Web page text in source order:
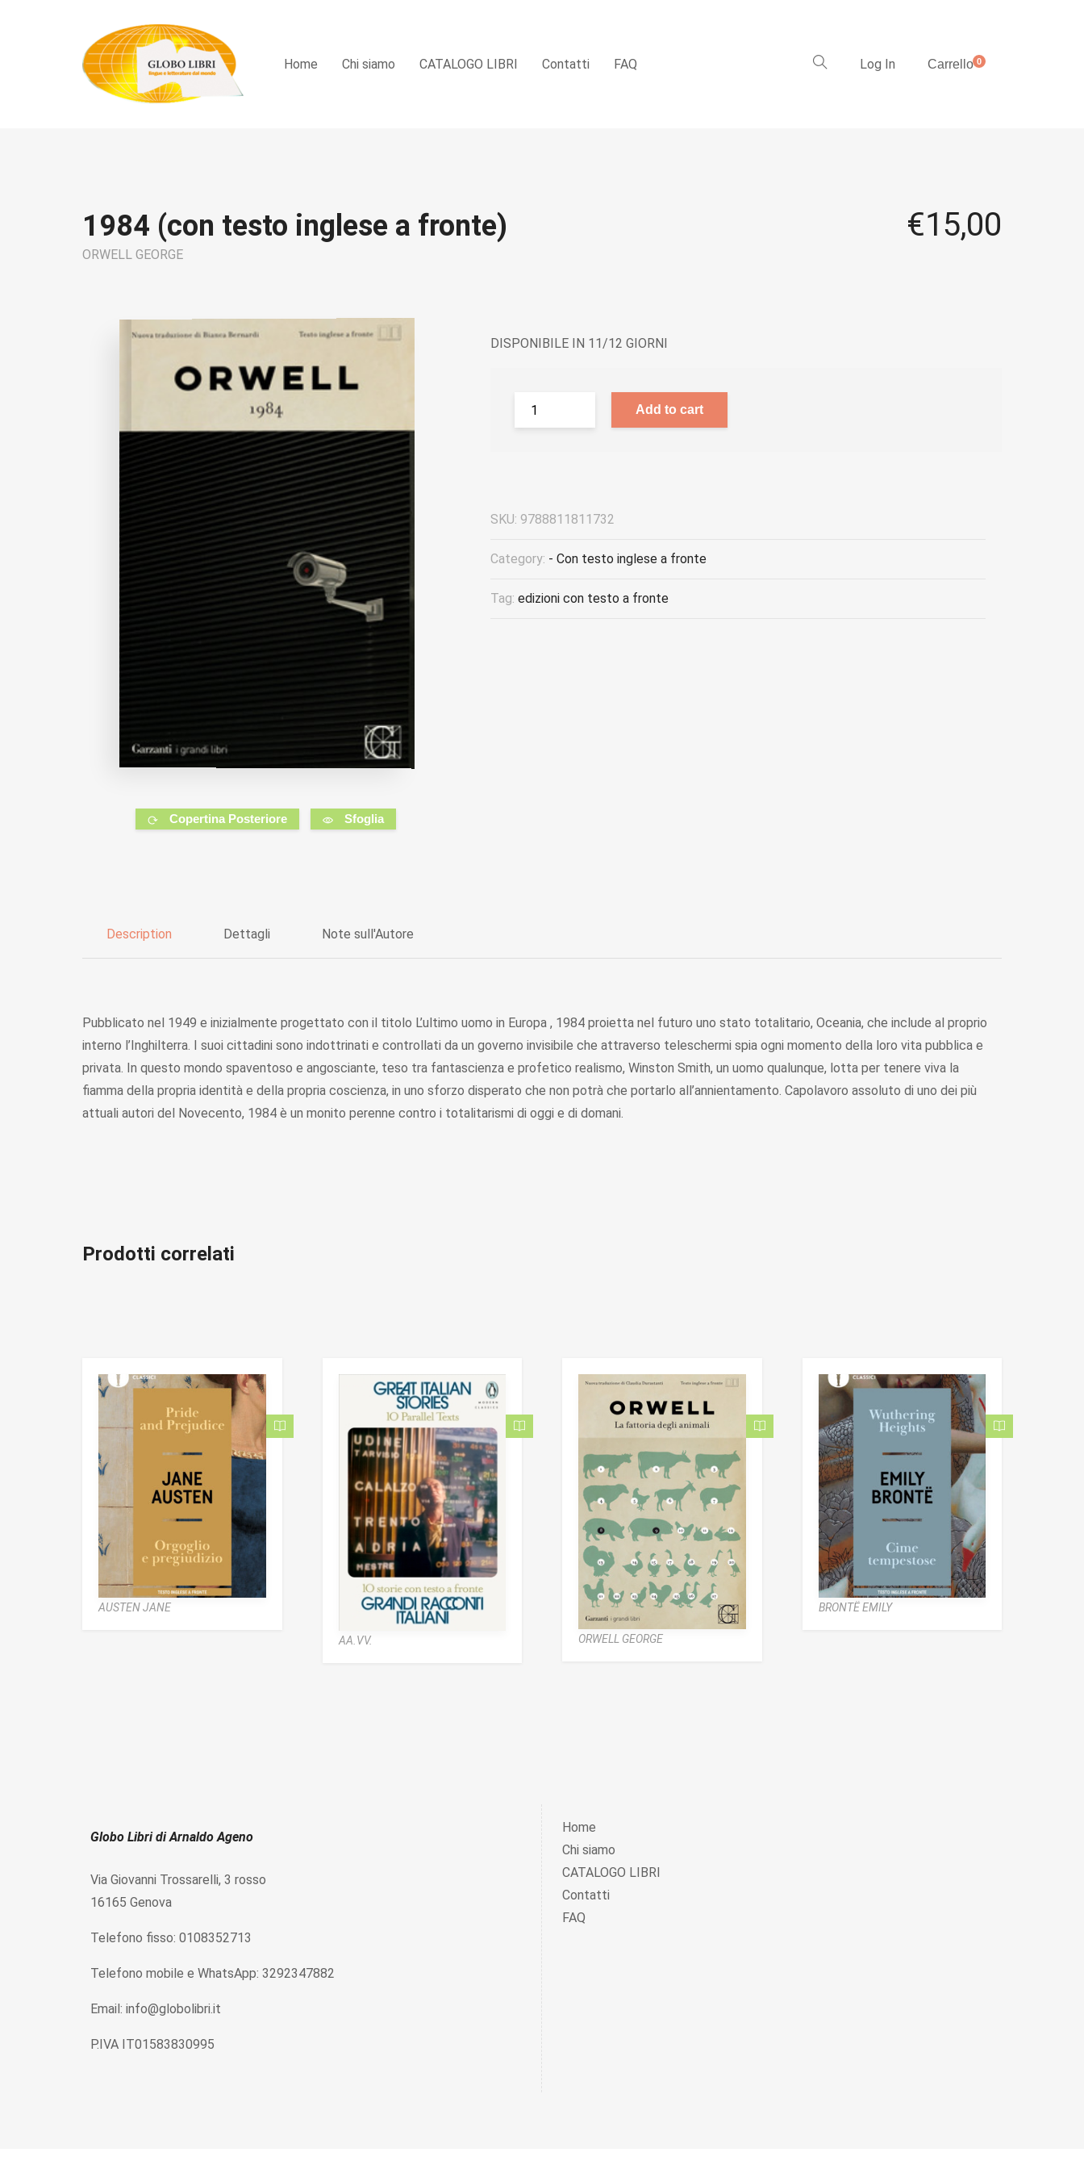
Home Chi siamo CATALOGO LIBRI Contatti FAQ Log In Carrello0
1984 (con testo inglese a fronte)
ORWELL GEORGE
€15,00
Copertina Posteriore Sfoglia
DISPONIBILE IN 11/12 GIORNI
Add to cart
SKU: 9788811811732
Category: - Con testo inglese a fronte
Tag: edizioni con testo a fronte
Description Dettagli Note sull'Autore
Pubblicato nel 1949 e inizialmente progettato con il titolo L’ultimo uomo in Europa , 1984 proietta nel futuro uno stato totalitario, Oceania, che include al proprio
interno l’Inghilterra. I suoi cittadini sono indottrinati e controllati da un governo invisibile che attraverso teleschermi spia ogni momento della loro vita pubblica e
privata. In questo mondo spaventoso e angosciante, teso tra fantascienza e profetico realismo, Winston Smith, un uomo qualunque, lotta per tenere viva la
fiamma della propria identità e della propria coscienza, in uno sforzo disperato che non potrà che portarlo all’annientamento. Capolavoro assoluto di uno dei più
attuali autori del Novecento, 1984 è un monito perenne contro i totalitarismi di oggi e di domani.
Prodotti correlati
AUSTEN JANE
AA.VV. ORWELL GEORGE
BRONTË EMILY
Globo Libri di Arnaldo Ageno
Via Giovanni Trossarelli, 3 rosso
16165 Genova
Telefono fisso: 0108352713
Telefono mobile e WhatsApp: 3292347882
Email: info@globolibri.it
P.IVA IT01583830995
Home
Chi siamo
CATALOGO LIBRI
Contatti
FAQ